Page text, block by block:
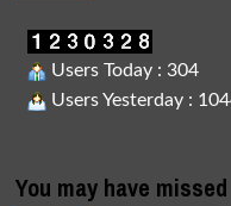
Users Today : 304
Users Yesterday :
You may have missed